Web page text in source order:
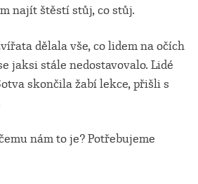
najít štěstí stůj, co stůj.
dělala vše, co lidem na očích
jaksi stále nedostavovalo. Lidé
skončila žabí lekce, přišli s
nám to je? Potřebujeme